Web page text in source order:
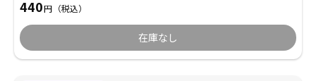
図書カード・QUO（クオ）カード
旅行券
図書カード・QUO（クオ）カード
旅行券
440円 （税込）
在庫なし